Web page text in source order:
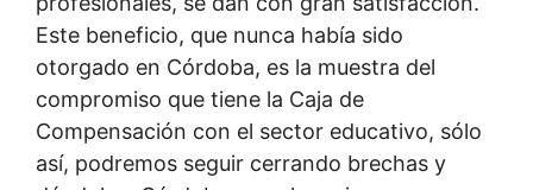
Este beneficio, que nunca había sido
otorgado en Córdoba, es la muestra del
compromiso que tiene la Caja de
Compensación con el sector educativo, sólo
así, podremos seguir cerrando brechas y